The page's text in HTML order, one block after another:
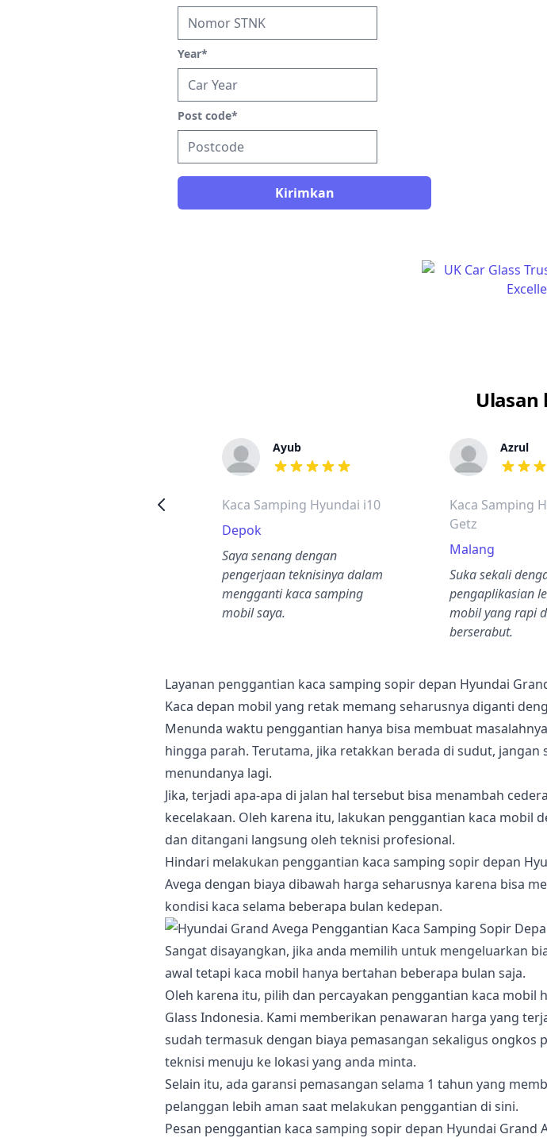
Year*
Post code*
Kirimkan
Ulasan
dari ulasan adalah bintang lima
Ayub
dari ulasan adalah bintang lima
Kaca Samping Hyundai i10
Depok
Saya senang dengan
pengerjaan teknisinya dalam
mengganti kaca samping
mobil saya.
Azrul
dari
Kaca Samping
Getz
Malang
Suka sekali
pengaplikasian
mobil yang rapi
berserabut.
Layanan penggantian kaca samping sopir depan Hyundai
Kaca depan mobil yang retak memang seharusnya diganti
Menunda waktu penggantian hanya bisa membuat
hingga parah. Terutama, jika retakkan berada di sudut, jangan
menundanya lagi.
Jika, terjadi apa-apa di jalan hal tersebut bisa menambah
kecelakaan. Oleh karena itu, lakukan penggantian kaca mobil
dan ditangani langsung oleh teknisi profesional.
Hindari melakukan penggantian kaca samping sopir depan
Avega dengan biaya dibawah harga seharusnya karena bisa
kondisi kaca selama beberapa bulan kedepan.
Sangat disayangkan, jika anda memilih untuk mengeluarkan
awal tetapi kaca mobil hanya bertahan beberapa bulan saja.
Oleh karena itu, pilih dan percayakan penggantian kaca mobil
Glass Indonesia. Kami memberikan penawaran harga yang
sudah termasuk dengan biaya pemasangan sekaligus ongkos
teknisi menuju ke lokasi yang anda minta.
Selain itu, ada garansi pemasangan selama 1 tahun yang
pelanggan lebih aman saat melakukan penggantian di sini.
Pesan penggantian kaca samping sopir depan Hyundai Grand